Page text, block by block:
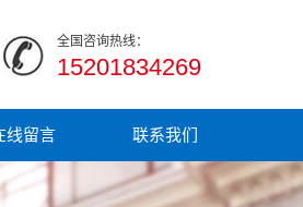
全国咨询热线：
15201834269
线留言 联系我们